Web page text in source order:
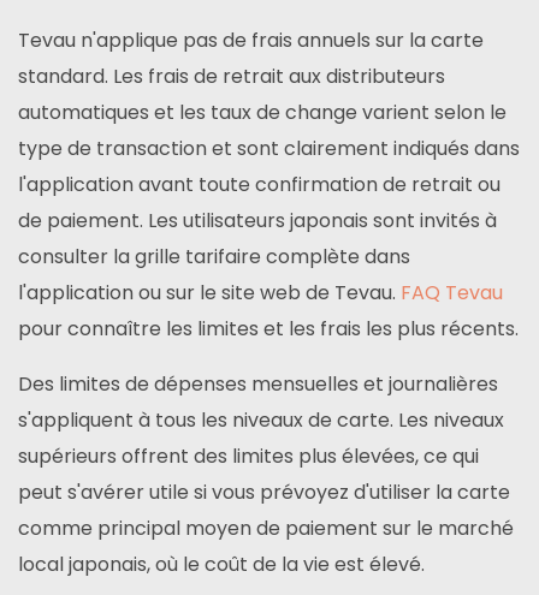
Tevau n'applique pas de frais annuels sur la carte
standard. Les frais de retrait aux distributeurs
automatiques et les taux de change varient selon le
type de transaction et sont clairement indiqués dans
l'application avant toute confirmation de retrait ou
de paiement. Les utilisateurs japonais sont invités à
consulter la grille tarifaire complète dans
l'application ou sur le site web de Tevau. FAQ Tevau
pour connaître les limites et les frais les plus récents.
Des limites de dépenses mensuelles et journalières
s'appliquent à tous les niveaux de carte. Les niveaux
supérieurs offrent des limites plus élevées, ce qui
peut s'avérer utile si vous prévoyez d'utiliser la carte
comme principal moyen de paiement sur le marché
local japonais, où le coût de la vie est élevé.